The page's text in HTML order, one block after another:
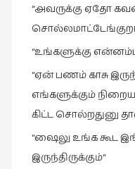
மொழியாக்கம்
வரலாறு
வரலாறு
வாசிப்பில்
இன்று
“அவருக்கு ஏதோ
“உங்களுக்கு
“ஏன் பணம் காசு
எங்களுக்கும்
கிட்ட சொல்றதுனு
“ஷைலு உங்க கூட
இருந்திருக்கும்“